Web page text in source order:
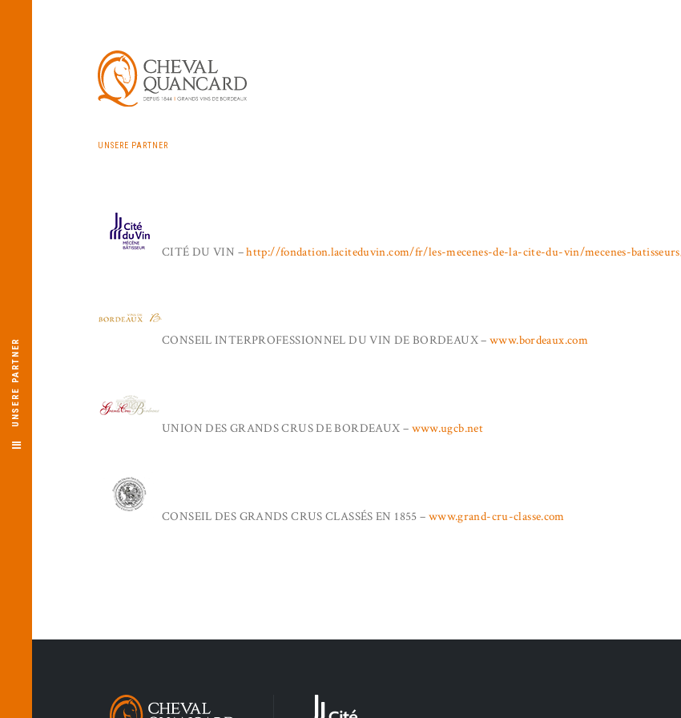
UNSERE PARTNER
UNSERE PARTNER
CITÉ DU VIN –http://fondation.laciteduvin.com/fr/les-mecenes-de-la-cite-du-vin/mecenes-
CONSEIL INTERPROFESSIONNEL DU VIN DE BORDEAUX – www.bordeaux.com
UNION DES GRANDS CRUS DE BORDEAUX – www.ugcb.net
CONSEIL DES GRANDS CRUS CLASSÉS EN 1855 – www.grand-cru-classe.com